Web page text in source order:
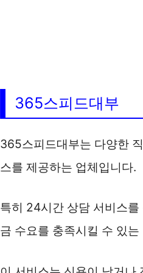
365스피드대부
365스피드대부는 다양한
스를 제공하는 업체입니다.
특히 24시간 상담 서비스
금 수요를 충족시킬 수 있